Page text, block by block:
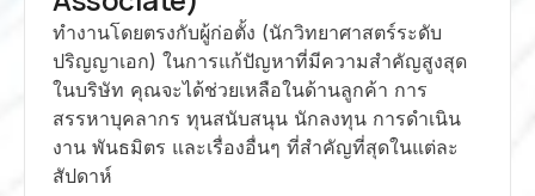
ทำงานโดยตรงกับผู้ก่อตั้ง (นักวิทยาศาสตร์ระดับ
ปริญญาเอก) ในการแก้ปัญหาที่มีความสำคัญสูงสุด
ในบริษัท คุณจะได้ช่วยเหลือในด้านลูกค้า การ
สรรหาบุคลากร ทุนสนับสนุน นักลงทุน การดำเนิน
งาน พันธมิตร และเรื่องอื่นๆ ที่สำคัญที่สุดในแต่ละ
สัปดาห์